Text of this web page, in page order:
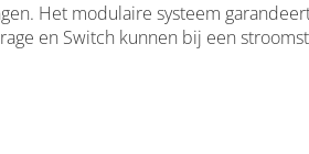
Het modulaire systeem
en Switch kunnen bij een